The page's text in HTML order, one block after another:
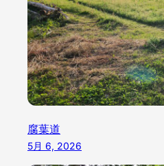
腐葉道
5月 6, 2026